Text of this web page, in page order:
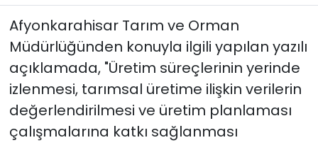
Afyonkarahisar Tarım ve Orman
Müdürlüğünden konuyla ilgili yapılan yazılı
açıklamada, "Üretim süreçlerinin yerinde
izlenmesi, tarımsal üretime ilişkin verilerin
değerlendirilmesi ve üretim planlaması
çalışmalarına katkı sağlanması